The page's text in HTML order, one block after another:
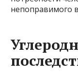
непоправимого